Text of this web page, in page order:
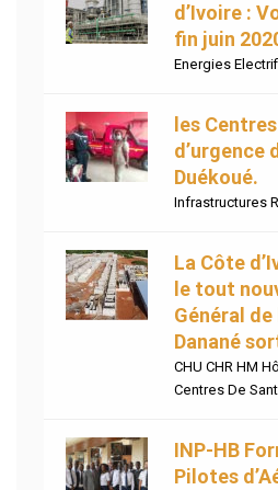
d’Ivoire :
fin juin
Energies
les
d’urgence
Duékoué.
Infrastructures
La Côte
le tout
Général
Danané
CHU CHR HM
Centres De
INP-HB
Pilotes